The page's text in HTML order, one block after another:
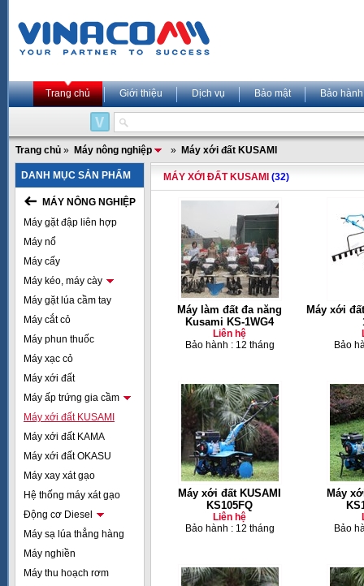
Trang chủ Giới thiệu Dịch vụ Bảo mật Bảo hành
Trang chủ » Máy nông nghiệp » Máy xới đất KUSAMI
DANH MỤC SẢN PHẨM
MÁY NÔNG NGHIỆP
Máy gặt đập liên hợp
Máy nổ
Máy cấy
Máy kéo, máy cày
Máy gặt lúa cầm tay
Máy cắt cỏ
Máy phun thuốc
Máy xạc cỏ
Máy xới đất
Máy ấp trứng gia cầm
Máy xới đất KUSAMI
Máy xới đất KAMA
Máy xới đất OKASU
Máy xay xát gạo
Hệ thống máy xát gạo
Động cơ Diesel
Máy sạ lúa thẳng hàng
Máy nghiền
Máy thu hoạch rơm
MÁY XỚI ĐẤT KUSAMI (32)
Máy làm đất đa năng
Kusami KS-1WG4
Liên hệ
Bảo hành : 12 tháng
Máy xới
Bảo
Máy xới đất KUSAMI
KS105FQ
Liên hệ
Bảo hành : 12 tháng
Máy
Bảo